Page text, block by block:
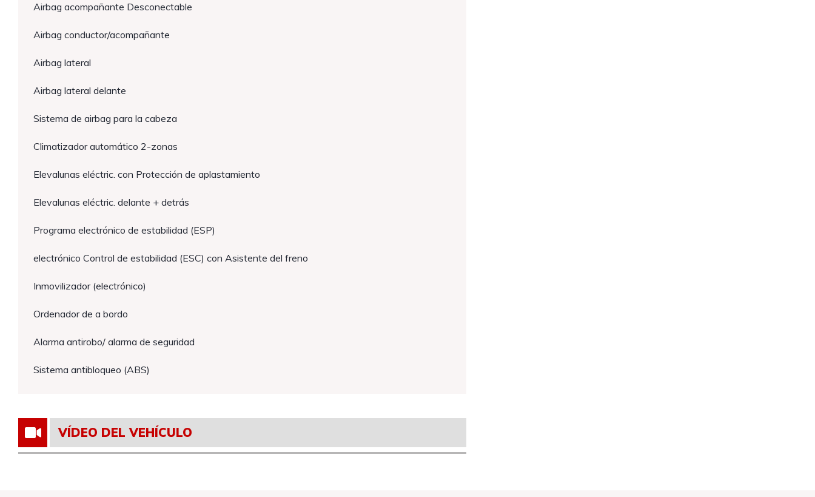
Airbag acompañante Desconectable
Airbag conductor/acompañante
Airbag lateral
Airbag lateral delante
Sistema de airbag para la cabeza
Climatizador automático 2-zonas
Elevalunas eléctric. con Protección de aplastamiento
Elevalunas eléctric. delante + detrás
Programa electrónico de estabilidad (ESP)
electrónico Control de estabilidad (ESC) con Asistente del freno
Inmovilizador (electrónico)
Ordenador de a bordo
Alarma antirobo/ alarma de seguridad
Sistema antibloqueo (ABS)
VÍDEO DEL VEHÍCULO